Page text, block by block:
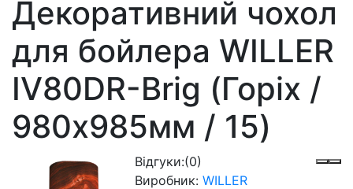
Декоративний чохол
для бойлера WILLER
IV80DR-Brig (Горіх /
980х985мм / 15)
Відгуки:(0)
Виробник: WILLER